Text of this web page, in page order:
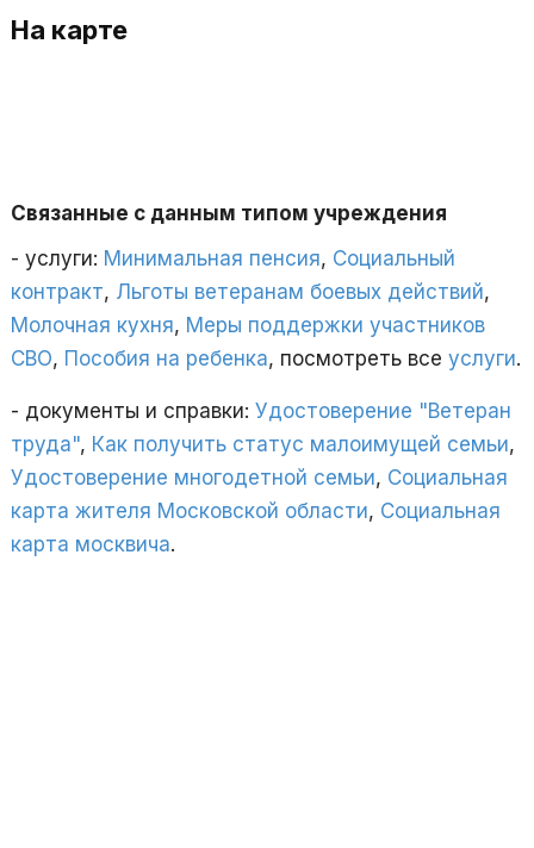
На карте
Связанные с данным типом учреждения
- услуги: Минимальная пенсия, Социальный
контракт, Льготы ветеранам боевых действий,
Молочная кухня, Меры поддержки участников
СВО, Пособия на ребенка, посмотреть все услуги.
- документы и справки: Удостоверение "Ветеран
труда", Как получить статус малоимущей семьи,
Удостоверение многодетной семьи, Социальная
карта жителя Московской области, Социальная
карта москвича.